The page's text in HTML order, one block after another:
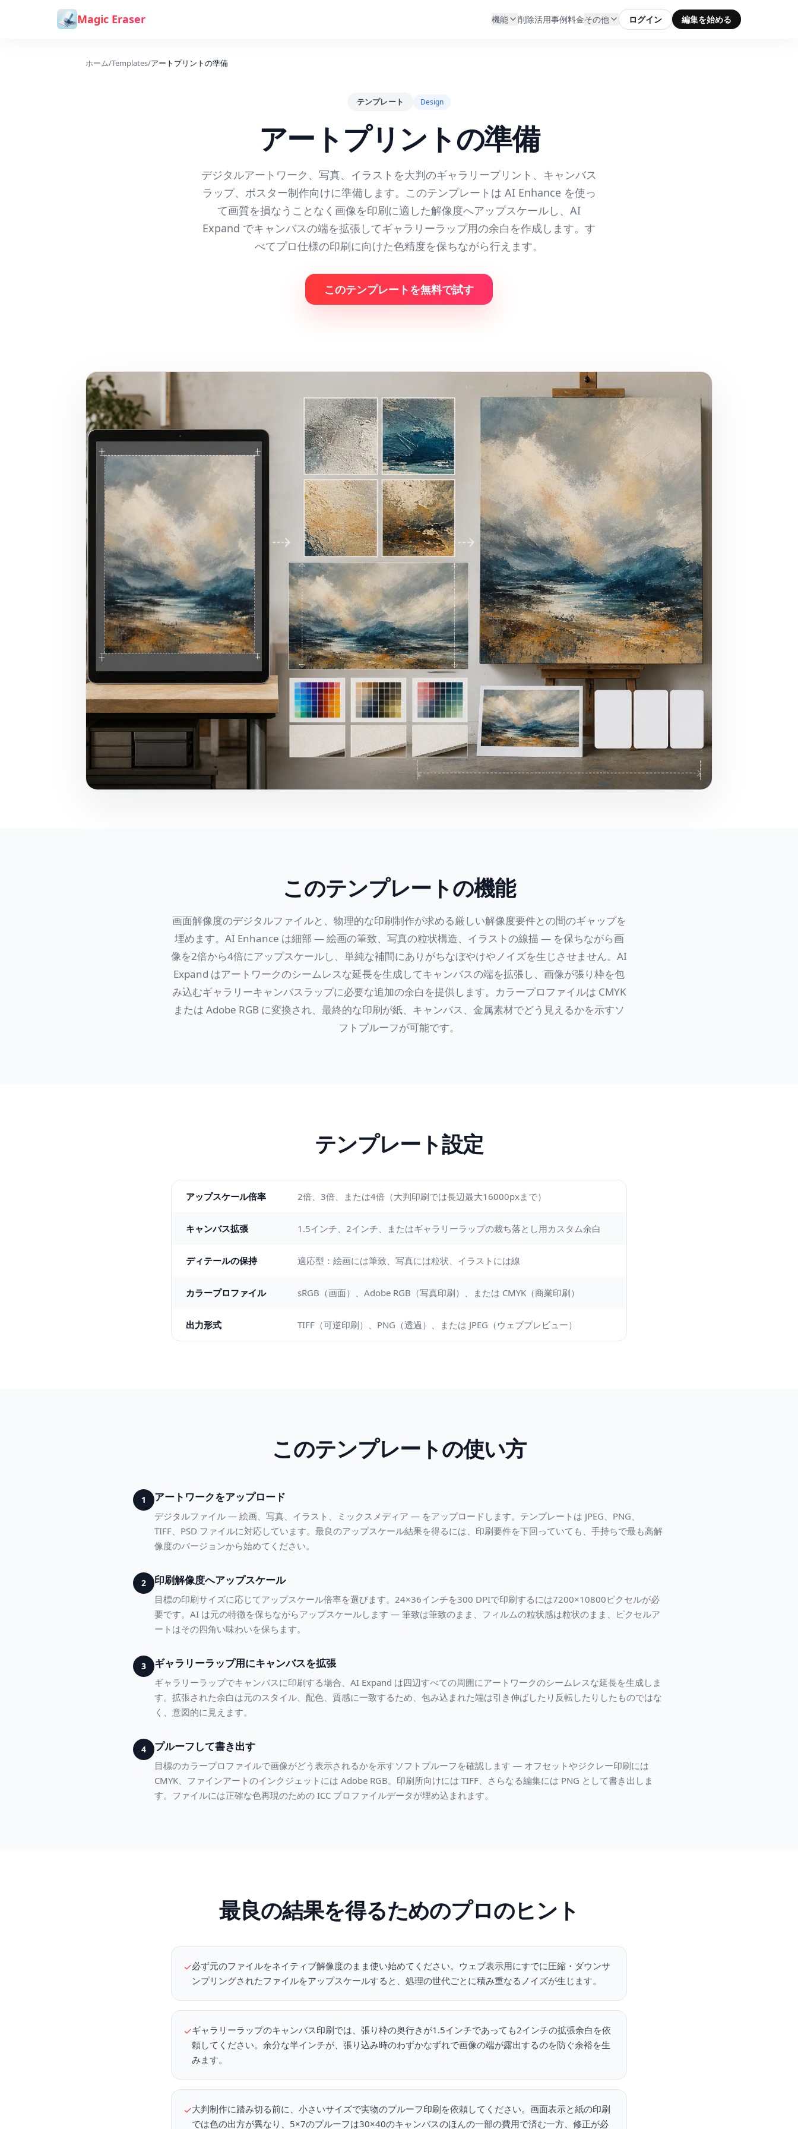
コンテンツへスキップ
Magic Eraser 機能 削除活用事例料金その他 ログイン 編集を始める
ホーム/Templates/アートプリントの準備
テンプレート Design
アートプリントの準備
デジタルアートワーク、写真、イラストを大判のギャラリープリント、キャンバス
ラップ、ポスター制作向けに準備します。このテンプレートは AI Enhance を使っ
て画質を損なうことなく画像を印刷に適した解像度へアップスケールし、AI
Expand でキャンバスの端を拡張してギャラリーラップ用の余白を作成します。す
べてプロ仕様の印刷に向けた色精度を保ちながら行えます。
このテンプレートを無料で試す
このテンプレートの機能
画面解像度のデジタルファイルと、物理的な印刷制作が求める厳しい解像度要件との間のギャップを
埋めます。AI Enhance は細部 — 絵画の筆致、写真の粒状構造、イラストの線描 — を保ちながら画
像を2倍から4倍にアップスケールし、単純な補間にありがちなぼやけやノイズを生じさせません。AI
Expand はアートワークのシームレスな延長を生成してキャンバスの端を拡張し、画像が張り枠を包
み込むギャラリーキャンバスラップに必要な追加の余白を提供します。カラープロファイルは CMYK
または Adobe RGB に変換され、最終的な印刷が紙、キャンバス、金属素材でどう見えるかを示すソ
フトプルーフが可能です。
テンプレート設定
アップスケール倍率 2倍、3倍、または4倍（大判印刷では長辺最大16000pxまで）
キャンバス拡張 1.5インチ、2インチ、またはギャラリーラップの裁ち落とし用カスタム余白
ディテールの保持 適応型：絵画には筆致、写真には粒状、イラストには線
カラープロファイル sRGB（画面）、Adobe RGB（写真印刷）、または CMYK（商業印刷）
出力形式 TIFF（可逆印刷）、PNG（透過）、または JPEG（ウェブプレビュー）
このテンプレートの使い方
1 アートワークをアップロード
デジタルファイル — 絵画、写真、イラスト、ミックスメディア — をアップロードします。テンプレートは JPEG、PNG、
TIFF、PSD ファイルに対応しています。最良のアップスケール結果を得るには、印刷要件を下回っていても、手持ちで最も高解
像度のバージョンから始めてください。
2 印刷解像度へアップスケール
目標の印刷サイズに応じてアップスケール倍率を選びます。24×36インチを300 DPIで印刷するには7200×10800ピクセルが必
要です。AI は元の特徴を保ちながらアップスケールします — 筆致は筆致のまま、フィルムの粒状感は粒状のまま、ピクセルア
ートはその四角い味わいを保ちます。
3 ギャラリーラップ用にキャンバスを拡張
ギャラリーラップでキャンバスに印刷する場合、AI Expand は四辺すべての周囲にアートワークのシームレスな延長を生成しま
す。拡張された余白は元のスタイル、配色、質感に一致するため、包み込まれた端は引き伸ばしたり反転したりしたものではな
く、意図的に見えます。
4 プルーフして書き出す
目標のカラープロファイルで画像がどう表示されるかを示すソフトプルーフを確認します — オフセットやジクレー印刷には
CMYK、ファインアートのインクジェットには Adobe RGB。印刷所向けには TIFF、さらなる編集には PNG として書き出しま
す。ファイルには正確な色再現のための ICC プロファイルデータが埋め込まれます。
最良の結果を得るためのプロのヒント
✓必ず元のファイルをネイティブ解像度のまま使い始めてください。ウェブ表示用にすでに圧縮・ダウンサ
ンプリングされたファイルをアップスケールすると、処理の世代ごとに積み重なるノイズが生じます。
✓ギャラリーラップのキャンバス印刷では、張り枠の奥行きが1.5インチであっても2インチの拡張余白を依
頼してください。余分な半インチが、張り込み時のわずかなずれで画像の端が露出するのを防ぐ余裕を生
みます。
✓大判制作に踏み切る前に、小さいサイズで実物のプルーフ印刷を依頼してください。画面表示と紙の印刷
では色の出方が異なり、5×7のプルーフは30×40のキャンバスのほんの一部の費用で済む一方、修正が必